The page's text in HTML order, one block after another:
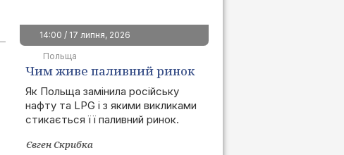
14:00 / 17 липня, 2026
Польща
Чим живе паливний ринок
Польщі після позбавлення
залежності від РФ
Як Польща замінила російську
нафту та LPG і з якими викликами
стикається її паливний ринок.
Євген Скрибка